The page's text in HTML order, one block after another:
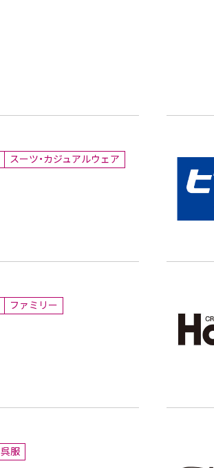
スーツ・カジュアルウェア
ファミリー
呉服